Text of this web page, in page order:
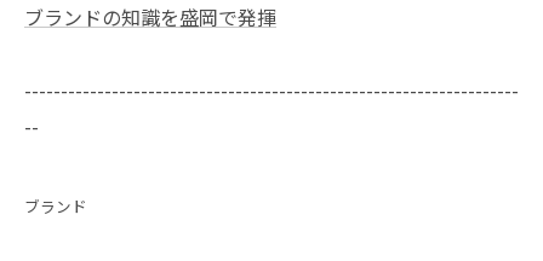
ブランドの知識を盛岡で発揮
--------------------------------------------------------------------
--
ブランド